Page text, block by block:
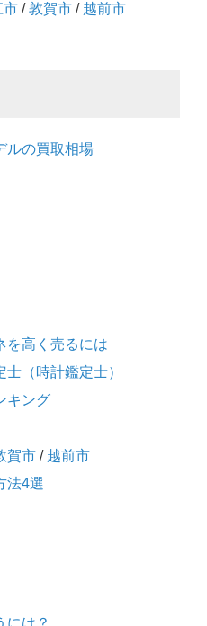
市 /敦賀市 / 越前市
ルの買取相場
を高く売るには
（時計鑑定士）
キング
賀市 / 越前市
法4選